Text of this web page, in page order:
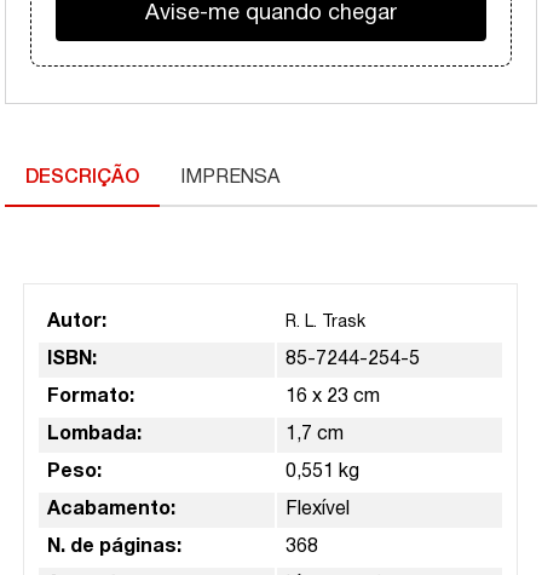
Avise-me quando chegar
DESCRIÇÃO IMPRENSA
Autor: R. L. Trask
ISBN: 85-7244-254-5
Formato: 16 x 23 cm
Lombada: 1,7 cm
Peso: 0,551 kg
Acabamento: Flexível
N. de páginas: 368